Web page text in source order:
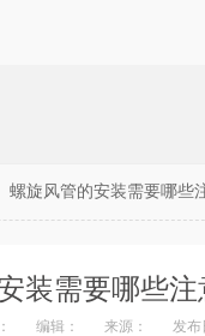
螺旋风管的安装需要哪些
装需要哪些
编辑： 来源： 发布